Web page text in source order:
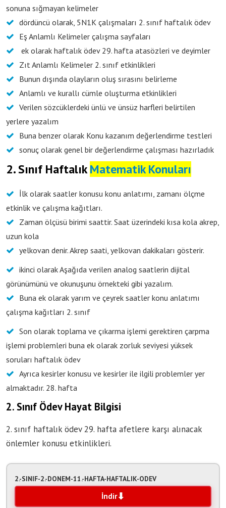
sonuna sığmayan kelimeler
dördüncü olarak, 5N1K çalışmaları 2. sınıf haftalık ödev
Eş Anlamlı Kelimeler çalışma sayfaları
ek olarak haftalık ödev 29. hafta atasözleri ve deyimler
Zıt Anlamlı Kelimeler 2. sınıf etkinlikleri
Bunun dışında olayların oluş sırasını belirleme
Anlamlı ve kurallı cümle oluşturma etkinlikleri
Verilen sözcüklerdeki ünlü ve ünsüz harfleri belirtilen
yerlere yazalım
Buna benzer olarak Konu kazanım değerlendirme testleri
sonuç olarak genel bir değerlendirme çalışması hazırladık
2. Sınıf HaftalıkMatematik Konuları
İlk olarak saatler konusu konu anlatımı, zamanı ölçme
etkinlik ve çalışma kağıtları.
Zaman ölçüsü birimi saattir. Saat üzerindeki kısa kola akrep,
uzun kola
yelkovan denir. Akrep saati, yelkovan dakikaları gösterir.
ikinci olarak Aşağıda verilen analog saatlerin dijital
görünümünü ve okunuşunu örnekteki gibi yazalım.
Buna ek olarak yarım ve çeyrek saatler konu anlatımı
çalışma kağıtları 2. sınıf
Son olarak toplama ve çıkarma işlemi gerektiren çarpma
işlemi problemleri buna ek olarak zorluk seviyesi yüksek
soruları haftalık ödev
Ayrıca kesirler konusu ve kesirler ile ilgili problemler yer
almaktadır. 28. hafta
2. Sınıf Ödev Hayat Bilgisi
2. sınıf haftalık ödev 29. hafta afetlere karşı alınacak
önlemler konusu etkinlikleri.
2.-SINIF-2.-DONEM-11.-HAFTA-HAFTALIK-ODEV
İndir